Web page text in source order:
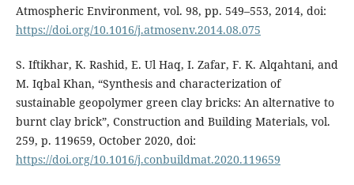
Atmospheric Environment, vol. 98, pp. 549–553, 2014, doi:
https://doi.org/10.1016/j.atmosenv.2014.08.075
S. Iftikhar, K. Rashid, E. Ul Haq, I. Zafar, F. K. Alqahtani, and
M. Iqbal Khan, “Synthesis and characterization of
sustainable geopolymer green clay bricks: An alternative to
burnt clay brick”, Construction and Building Materials, vol.
259, p. 119659, October 2020, doi:
https://doi.org/10.1016/j.conbuildmat.2020.119659